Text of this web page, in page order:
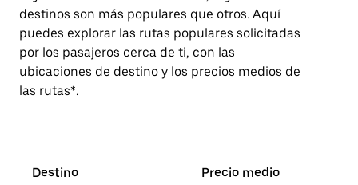
destinos son más populares que otros. Aquí
puedes explorar las rutas populares solicitadas
por los pasajeros cerca de ti, con las
ubicaciones de destino y los precios medios de
las rutas*.
Destino
Precio medio